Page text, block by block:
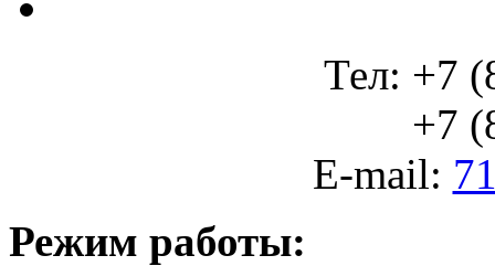
Тел: +7
+7
E-mail:
Режим работы: